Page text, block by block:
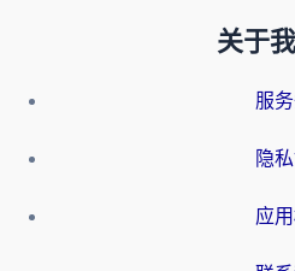
关于我
服
隐
应